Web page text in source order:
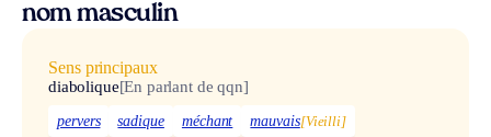
nom masculin
Sens principaux
diabolique[En parlant de qqn]
pervers sadique méchant mauvais[Vieilli]